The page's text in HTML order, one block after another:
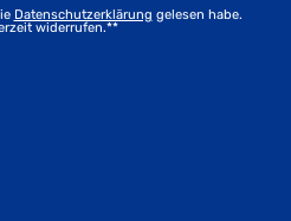
Daten­schutz­erklärung gelesen habe.
widerrufen.**